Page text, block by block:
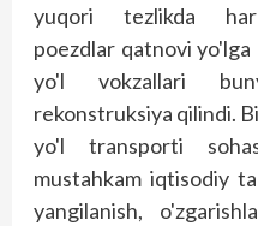
yuqori tezlikda
poezdlar qatnovi
yo'l vokzallari
rekonstruksiya qilindi.
yo'l transporti
mustahkam iqtisodiy
yangilanish,